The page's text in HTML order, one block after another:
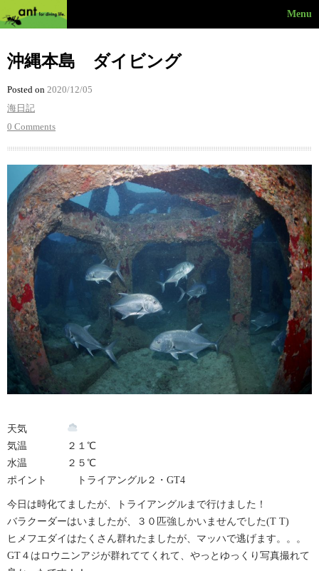
Menu
沖縄本島 ダイビング
Posted on 2020/12/05
海日記
0 Comments
天気
気温 ２１℃
水温 ２５℃
ポイント トライアングル２・GT4
今日は時化てましたが、トライアングルまで行けました！
バラクーダーはいましたが、３０匹強しかいませんでした(T T)
ヒメフエダイはたくさん群れたましたが、マッハで逃げます。。。
GT４はロウニンアジが群れててくれて、やっとゆっくり写真撮れて